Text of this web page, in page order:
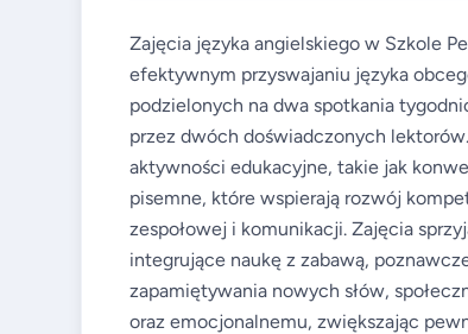
Zajęcia języka angielskiego w Szkole
efektywnym przyswajaniu języka
podzielonych na dwa spotkania
przez dwóch doświadczonych
aktywności edukacyjne, takie jak
pisemne, które wspierają rozwój
zespołowej i komunikacji. Zajęcia
integrujące naukę z zabawą,
zapamiętywania nowych słów,
oraz emocjonalnemu, zwiększając